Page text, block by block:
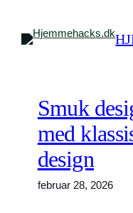
indhold
Smuk
med
design
februar 28, 2026